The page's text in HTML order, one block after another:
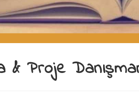
& Proje